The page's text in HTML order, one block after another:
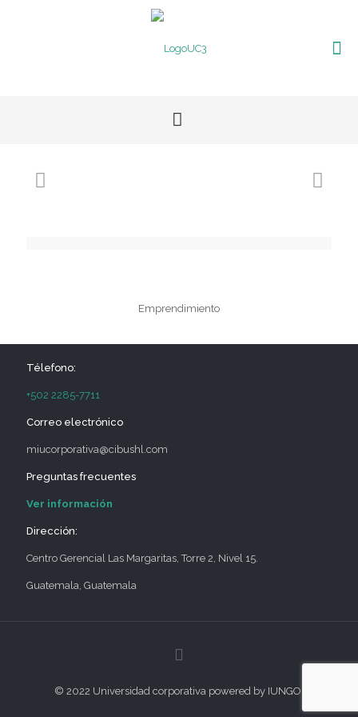
Emprendimiento
Télefono:
+502 2285-7711
Correo electrónico
miucorporativa@cibushl.com
Preguntas frecuentes
Ver información
Dirección:
Centro Gerencial Las Margaritas, Torre 2, Nivel 15.
Guatemala, Guatemala
© 2022 Universidad corporativa powered by IUNGO.